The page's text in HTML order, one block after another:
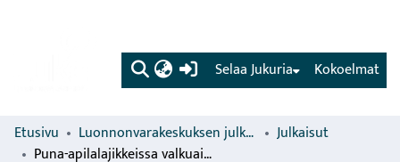
(current) Kokoelmat
Selaa Jukuria
Etusivu Luonnonvarakeskuksen julkaisut
Julkaisut
Puna-apilalajikkeissa valkuaispitoisuus vaihtelee